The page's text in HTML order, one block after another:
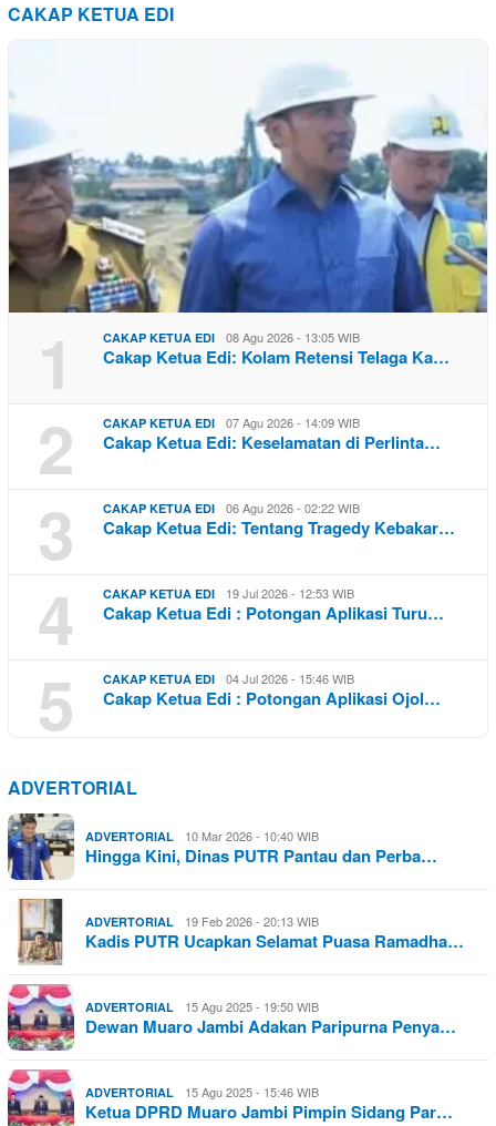
CAKAP KETUA EDI
1 CAKAP KETUA EDI 08 Agu 2026 - 13:05 WIB
Cakap Ketua Edi: Kolam Retensi Telaga Ka…
2 CAKAP KETUA EDI 07 Agu 2026 - 14:09 WIB
Cakap Ketua Edi: Keselamatan di Perlinta…
3 CAKAP KETUA EDI 06 Agu 2026 - 02:22 WIB
Cakap Ketua Edi: Tentang Tragedy Kebakar…
4 CAKAP KETUA EDI 19 Jul 2026 - 12:53 WIB
Cakap Ketua Edi : Potongan Aplikasi Turu…
5 CAKAP KETUA EDI 04 Jul 2026 - 15:46 WIB
Cakap Ketua Edi : Potongan Aplikasi Ojol…
ADVERTORIAL
ADVERTORIAL 10 Mar 2026 - 10:40 WIB
Hingga Kini, Dinas PUTR Pantau dan Perba…
ADVERTORIAL 19 Feb 2026 - 20:13 WIB
Kadis PUTR Ucapkan Selamat Puasa Ramadha…
ADVERTORIAL 15 Agu 2025 - 19:50 WIB
Dewan Muaro Jambi Adakan Paripurna Penya…
ADVERTORIAL 15 Agu 2025 - 15:46 WIB
Ketua DPRD Muaro Jambi Pimpin Sidang Par…